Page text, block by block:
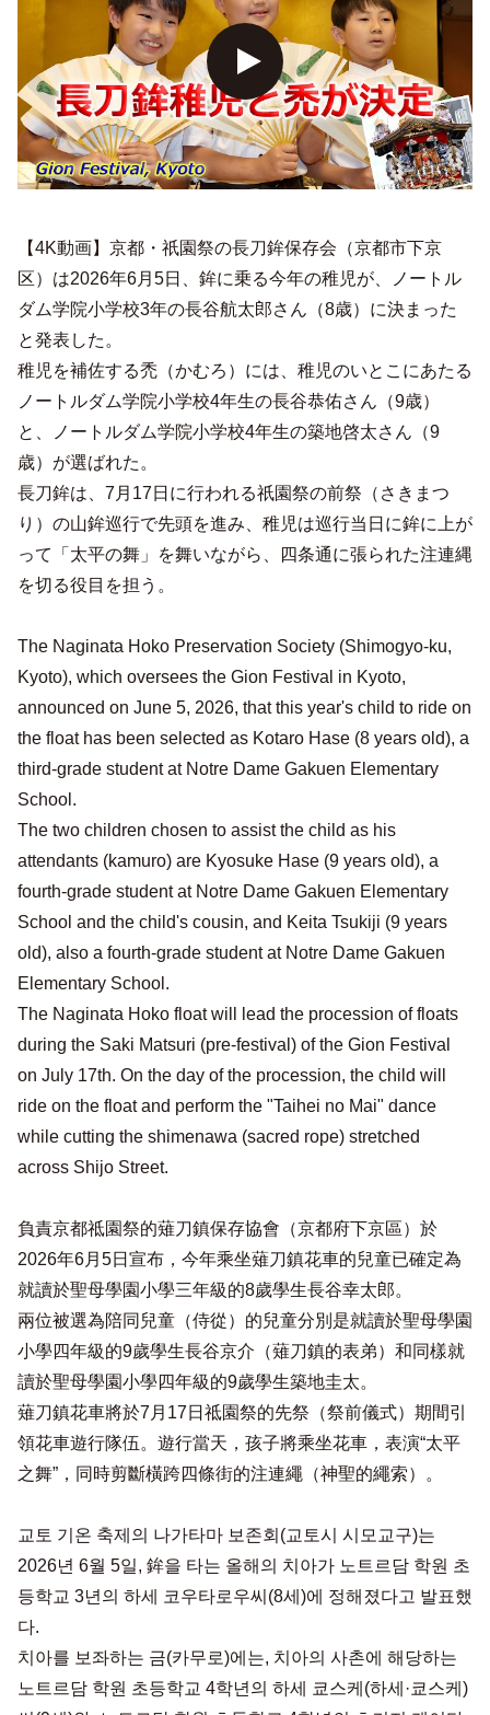
【4K動画】京都・祇園祭の長刀鉾保存会（京都市下京
区）は2026年6月5日、鉾に乗る今年の稚児が、ノートル
ダム学院小学校3年の長谷航太郎さん（8歳）に決まった
と発表した。
稚児を補佐する禿（かむろ）には、稚児のいとこにあたる
ノートルダム学院小学校4年生の長谷恭佑さん（9歳）
と、ノートルダム学院小学校4年生の築地啓太さん（9
歳）が選ばれた。
長刀鉾は、7月17日に行われる祇園祭の前祭（さきまつ
り）の山鉾巡行で先頭を進み、稚児は巡行当日に鉾に上が
って「太平の舞」を舞いながら、四条通に張られた注連縄
を切る役目を担う。
The Naginata Hoko Preservation Society (Shimogyo-ku,
Kyoto), which oversees the Gion Festival in Kyoto,
announced on June 5, 2026, that this year's child to ride on
the float has been selected as Kotaro Hase (8 years old), a
third-grade student at Notre Dame Gakuen Elementary
School.
The two children chosen to assist the child as his
attendants (kamuro) are Kyosuke Hase (9 years old), a
fourth-grade student at Notre Dame Gakuen Elementary
School and the child's cousin, and Keita Tsukiji (9 years
old), also a fourth-grade student at Notre Dame Gakuen
Elementary School.
The Naginata Hoko float will lead the procession of floats
during the Saki Matsuri (pre-festival) of the Gion Festival
on July 17th. On the day of the procession, the child will
ride on the float and perform the "Taihei no Mai" dance
while cutting the shimenawa (sacred rope) stretched
across Shijo Street.
負責京都祗園祭的薙刀鎮保存協會（京都府下京區）於
2026年6月5日宣布，今年乘坐薙刀鎮花車的兒童已確定為
就讀於聖母學園小學三年級的8歲學生長谷幸太郎。
兩位被選為陪同兒童（侍從）的兒童分別是就讀於聖母學園
小學四年級的9歲學生長谷京介（薙刀鎮的表弟）和同樣就
讀於聖母學園小學四年級的9歲學生築地圭太。
薙刀鎮花車將於7月17日祗園祭的先祭（祭前儀式）期間引
領花車遊行隊伍。遊行當天，孩子將乘坐花車，表演“太平
之舞”，同時剪斷橫跨四條街的注連繩（神聖的繩索）。
교토 기온 축제의 나가타마 보존회(교토시 시모교구)는
2026년 6월 5일, 鉾을 타는 올해의 치아가 노트르담 학원 초
등학교 3년의 하세 코우타로우씨(8세)에 정해졌다고 발표했
다.
치아를 보좌하는 금(카무로)에는, 치아의 사촌에 해당하는
노트르담 학원 초등학교 4학년의 하세 쿄스케(하세·쿄스케)